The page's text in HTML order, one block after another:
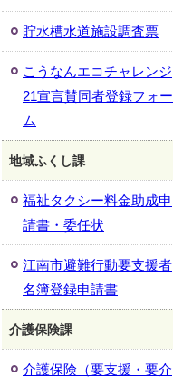
貯水槽水道施設調査票
こうなんエコチャレンジ
21宣言賛同者登録フォー
ム
地域ふくし課
福祉タクシー料金助成申
請書・委任状
江南市避難行動要支援者
名簿登録申請書
介護保険課
介護保険（要支援・要介